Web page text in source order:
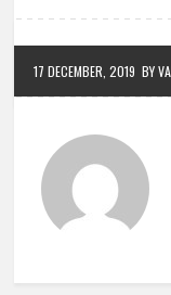
17 DECEMBER, 2019 BY